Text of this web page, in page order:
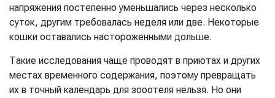
напряжения постепенно уменьшались через несколько
суток, другим требовалась неделя или две. Некоторые
кошки оставались настороженными дольше.
Такие исследования чаще проводят в приютах и других
местах временного содержания, поэтому превращать
их в точный календарь для зооотеля нельзя. Но они